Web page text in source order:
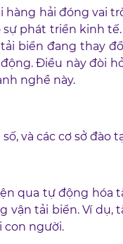
hải đóng vai
phát triển kinh
biển đang thay
Điều này đòi
nghề này.
và các cơ sở đào
qua tự động hóa
vận tải biển. Ví
con người.